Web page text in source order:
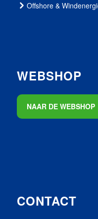
Offshore &
WEBSHOP
NAAR DE WEBSHOP
CONTACT